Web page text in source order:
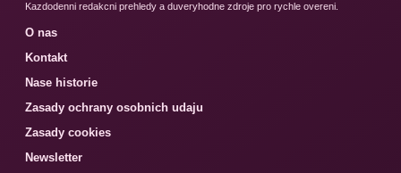
Kazdodenni redakcni prehledy a duveryhodne zdroje pro rychle overeni.
O nas
Kontakt
Nase historie
Zasady ochrany osobnich udaju
Zasady cookies
Newsletter